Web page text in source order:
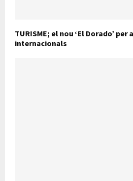
TURISME; el nou ‘El Dorado’
internacionals